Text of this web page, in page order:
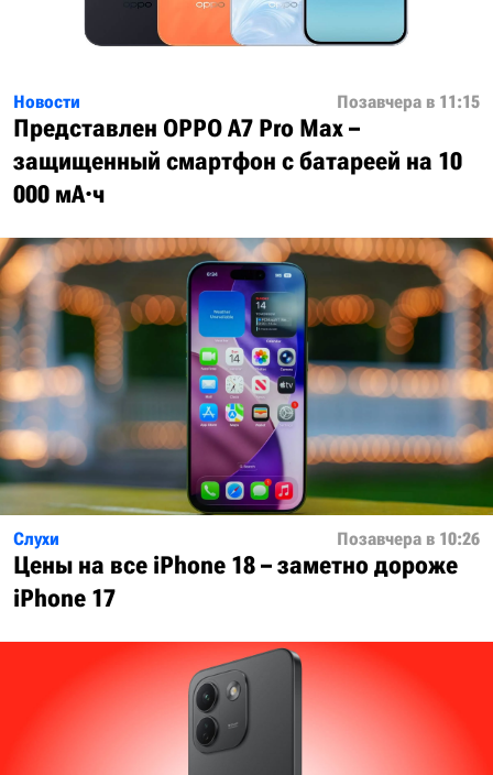
Новости Позавчера в 11:15
Представлен OPPO A7 Pro Max –
защищенный смартфон с батареей на 10
000 мА·ч
Слухи Позавчера в 10:26
Цены на все iPhone 18 – заметно дороже
iPhone 17